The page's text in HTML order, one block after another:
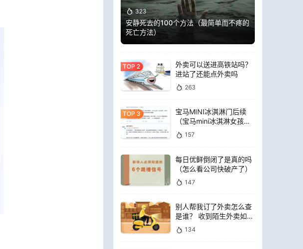
323
安静死去的100个方法（最简单而不疼的
死亡方法）
外卖可以送进高铁站吗？
进站了还能点外卖吗
263
宝马MINI冰淇淋门后续
（宝马mini冰淇淋女孩员
工）157
每日优鲜倒闭了是真的吗
（怎么看公司快破产了）
147
别人帮我订了外卖怎么查
是谁？ 收到陌生外卖如何
查询是谁点的
134